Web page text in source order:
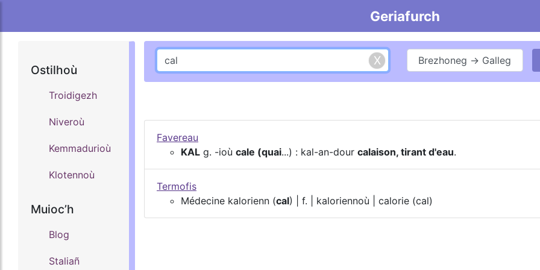
Geriafurch
Ostilhoù
Troidigezh
Niveroù
Kemmadurioù
Klotennoù
Muiocʼh
Blog
Staliañ
Brezhoneg → Galleg
Favereau
KAL g. -ioù cale (quai...) : kal-an-dour calaison, tirant d'eau.
Termofis
Médecine kalorienn (cal) | f. | kaloriennoù | calorie (cal)